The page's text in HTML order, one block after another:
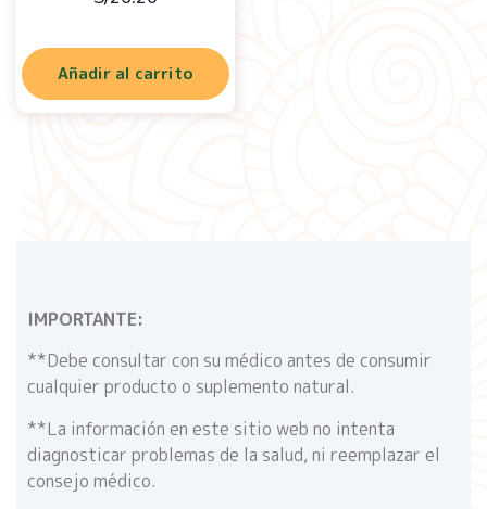
Añadir al carrito
IMPORTANTE:
**Debe consultar con su médico antes de consumir
cualquier producto o suplemento natural.
**La información en este sitio web no intenta
diagnosticar problemas de la salud, ni reemplazar el
consejo médico.